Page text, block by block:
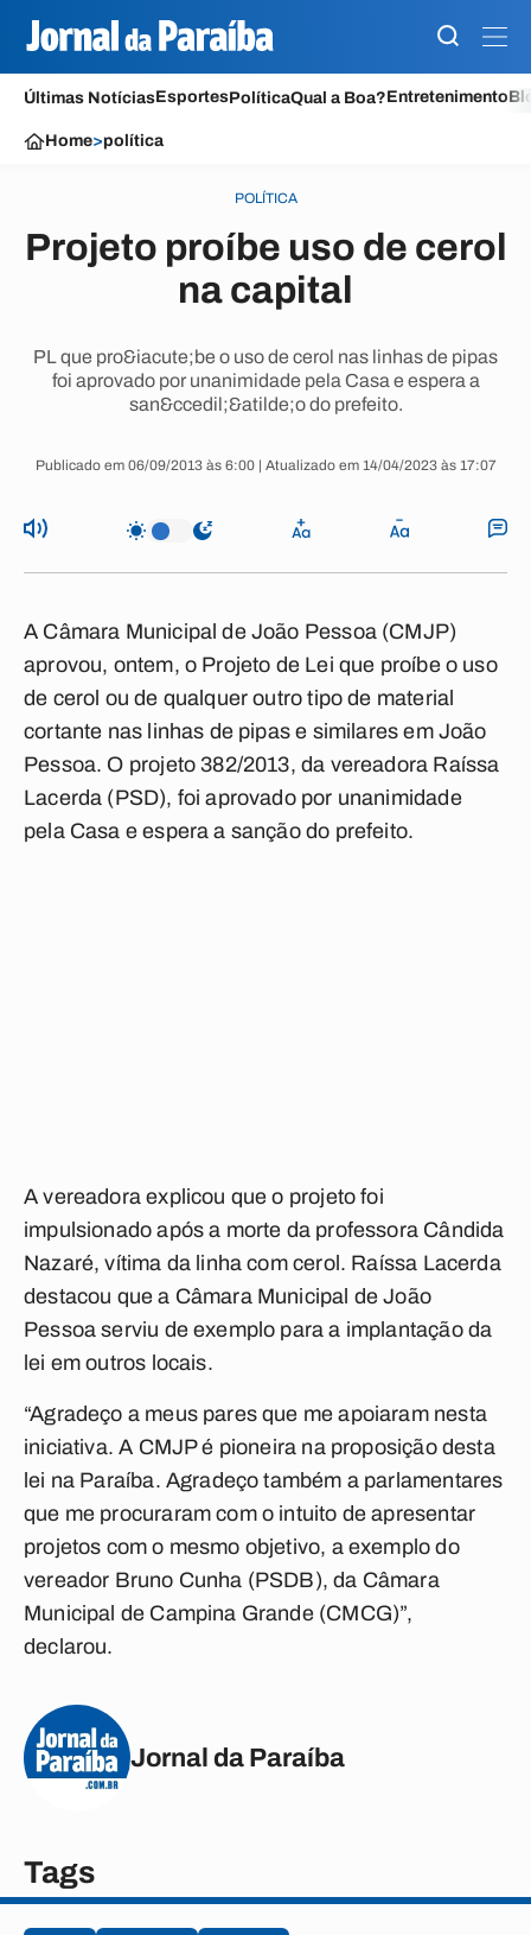
Últimas NotíciasEsportesPolíticaQual a Boa?Entretenimento
Home>política
POLÍTICA
Projeto proíbe uso de cerol
na capital
PL que pro&iacute;be o uso de cerol nas linhas de pipas
foi aprovado por unanimidade pela Casa e espera a
san&ccedil;&atilde;o do prefeito.
Publicado em 06/09/2013 às 6:00 | Atualizado em 14/04/2023 às 17:07
A Câmara Municipal de João Pessoa (CMJP)
aprovou, ontem, o Projeto de Lei que proíbe o uso
de cerol ou de qualquer outro tipo de material
cortante nas linhas de pipas e similares em João
Pessoa. O projeto 382/2013, da vereadora Raíssa
Lacerda (PSD), foi aprovado por unanimidade
pela Casa e espera a sanção do prefeito.
A vereadora explicou que o projeto foi
impulsionado após a morte da professora Cândida
Nazaré, vítima da linha com cerol. Raíssa Lacerda
destacou que a Câmara Municipal de João
Pessoa serviu de exemplo para a implantação da
lei em outros locais.
“Agradeço a meus pares que me apoiaram nesta
iniciativa. A CMJP é pioneira na proposição desta
lei na Paraíba. Agradeço também a parlamentares
que me procuraram com o intuito de apresentar
projetos com o mesmo objetivo, a exemplo do
vereador Bruno Cunha (PSDB), da Câmara
Municipal de Campina Grande (CMCG)”,
declarou.
Jornal da Paraíba
Tags